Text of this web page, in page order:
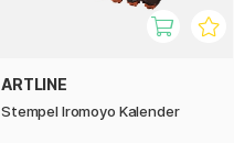
ARTLINE
Stempel Iromoyo Kalender